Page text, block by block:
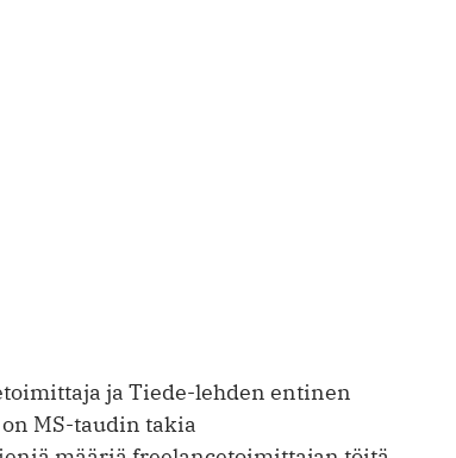
ja Tiede-lehden entinen
MS-taudin takia